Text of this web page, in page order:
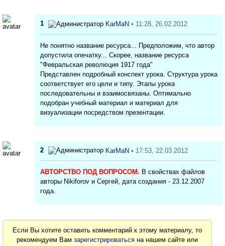
1 KarMaN • 11:28, 26.02.2012
Не понятно название ресурса... Предположим, что автор
допустила опечатку... Скорее, название ресурса
"Февральская революция 1917 года"
Представлен подробный конспект урока. Структура урока
соответствует его цели и типу. Этапы урока
последовательны и взаимосвязаны. Оптимально
подобран учебный материал и материал для
визуализации посредством презентации.
2 KarMaN • 17:53, 22.03.2012
АВТОРСТВО ПОД ВОПРОСОМ. В свойствах файлов
авторы Nikiforov и Сергей, дата создания - 23.12.2007
года.
Если Вы хотите оставить комментарий к этому материалу, то
рекомендуем Вамзарегистрироваться на нашем сайте или